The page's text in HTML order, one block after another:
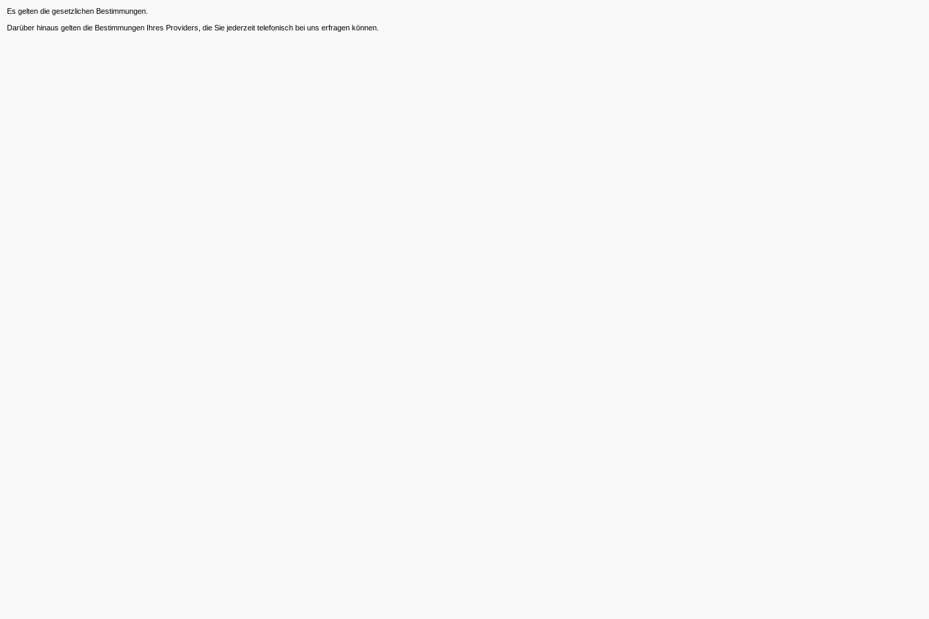
Es gelten die gesetzlichen Bestimmungen.
Darüber hinaus gelten die Bestimmungen Ihres Providers, die Sie jederzeit telefonisch bei uns erfragen können.